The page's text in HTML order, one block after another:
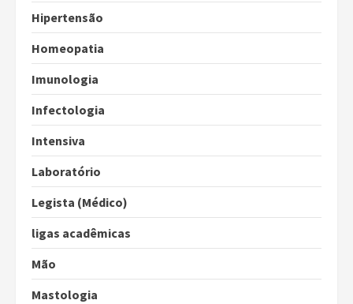
Hipertensão
Homeopatia
Imunologia
Infectologia
Intensiva
Laboratório
Legista (Médico)
ligas acadêmicas
Mão
Mastologia